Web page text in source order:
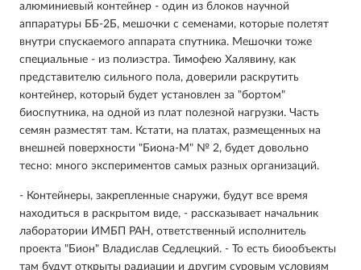
алюминиевый контейнер - один из блоков научной
аппаратуры ББ-2Б, мешочки с семенами, которые полетят
внутри спускаемого аппарата спутника. Мешочки тоже
специальные - из полиэстра. Тимофею Халявину, как
представителю сильного пола, доверили раскрутить
контейнер, который будет установлен за "бортом"
биоспутника, на одной из плат полезной нагрузки. Часть
семян разместят там. Кстати, на платах, размещенных на
внешней поверхности "Биона-М" № 2, будет довольно
тесно: много экспериментов самых разных организаций.
- Контейнеры, закрепленные снаружи, будут все время
находиться в раскрытом виде, - рассказывает начальник
лаборатории ИМБП РАН, ответственный исполнитель
проекта "Бион" Владислав Седлецкий. - То есть биообъекты
там будут открыты радиации и другим суровым условиям